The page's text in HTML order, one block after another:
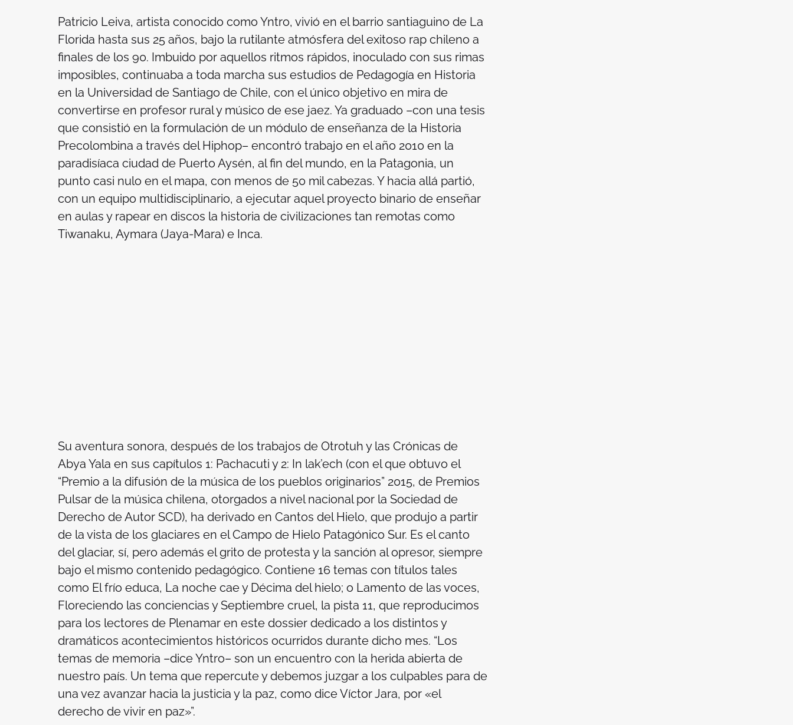
Patricio Leiva, artista conocido como Yntro, vivió en el barrio santiaguino de La
Florida hasta sus 25 años, bajo la rutilante atmósfera del exitoso rap chileno a
finales de los 90. Imbuido por aquellos ritmos rápidos, inoculado con sus rimas
imposibles, continuaba a toda marcha sus estudios de Pedagogía en Historia
en la Universidad de Santiago de Chile, con el único objetivo en mira de
convertirse en profesor rural y músico de ese jaez. Ya graduado –con una tesis
que consistió en la formulación de un módulo de enseñanza de la Historia
Precolombina a través del Hiphop– encontró trabajo en el año 2010 en la
paradisíaca ciudad de Puerto Aysén, al fin del mundo, en la Patagonia, un
punto casi nulo en el mapa, con menos de 50 mil cabezas. Y hacia allá partió,
con un equipo multidisciplinario, a ejecutar aquel proyecto binario de enseñar
en aulas y rapear en discos la historia de civilizaciones tan remotas como
Tiwanaku, Aymara (Jaya-Mara) e Inca.
Su aventura sonora, después de los trabajos de Otrotuh y las Crónicas de
Abya Yala en sus capítulos 1: Pachacuti y 2: In lak’ech (con el que obtuvo el
“Premio a la difusión de la música de los pueblos originarios” 2015, de Premios
Pulsar de la música chilena, otorgados a nivel nacional por la Sociedad de
Derecho de Autor SCD), ha derivado en Cantos del Hielo, que produjo a partir
de la vista de los glaciares en el Campo de Hielo Patagónico Sur. Es el canto
del glaciar, sí, pero además el grito de protesta y la sanción al opresor, siempre
bajo el mismo contenido pedagógico. Contiene 16 temas con títulos tales
como El frío educa, La noche caey Décima del hielo; o Lamento de las voces,
Floreciendo las conciencias ySeptiembre cruel, la pista 11, que reproducimos
para los lectores de Plenamar en este dossier dedicado a los distintos y
dramáticos acontecimientos históricos ocurridos durante dicho mes. “Los
temas de memoria –dice Yntro– son un encuentro con la herida abierta de
nuestro país. Un tema que repercute y debemos juzgar a los culpables para de
una vez avanzar hacia la justicia y la paz, como dice Víctor Jara, por «el
derecho de vivir en paz»”.